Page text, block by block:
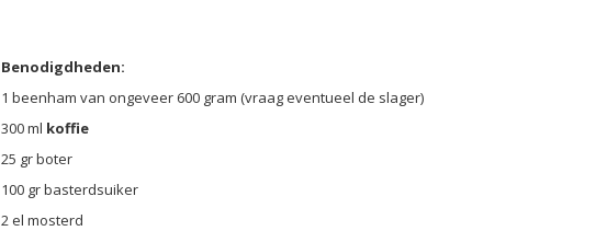
Benodigdheden:
1 beenham van ongeveer 600 gram (vraag eventueel de slager)
300 ml koffie
25 gr boter
100 gr basterdsuiker
2 el mosterd